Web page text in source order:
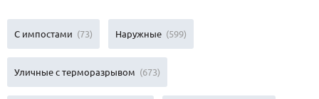
С импостами (73) Наружные (599)
Уличные с терморазрывом (673)